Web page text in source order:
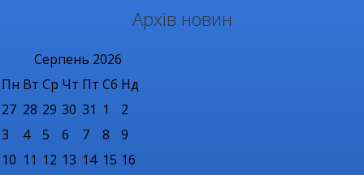
Архів новин
Серпень 2026
Пн Вт Ср Чт Пт Сб Нд
27 28 29 30 31 1
2
3
4 5 6 7 8
9
10 11 12 13 14 15 16